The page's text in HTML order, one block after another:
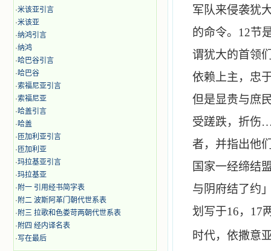
·米该亚引言
·米该亚
·纳鸿引言
·纳鸿
·哈巴谷引言
·哈巴谷
·索福尼亚引言
·索福尼亚
·哈盖引言
·哈盖
· 匝加利亚引言
· 匝加利亚
·玛拉基亚引言
·玛拉基亚
· 附一 引用经书简字表
· 附二 波斯阿革门朝代世系表
· 附三 拉歌和色娄苛两朝代世系表
· 附四 经内译名表
·写在最后
军队来侵袭犹
的命令。 12节
谓犹大的首领
依赖上主，忠
但是显贵与庶
受蹉跌，折伤
者，并指出他
国家一经缔结
与阴府结了约
划写于16， 17
时代，依撒意